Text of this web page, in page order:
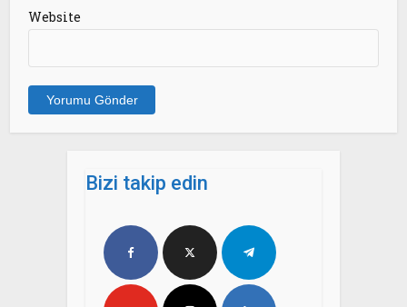
Website
Bizi takip edin